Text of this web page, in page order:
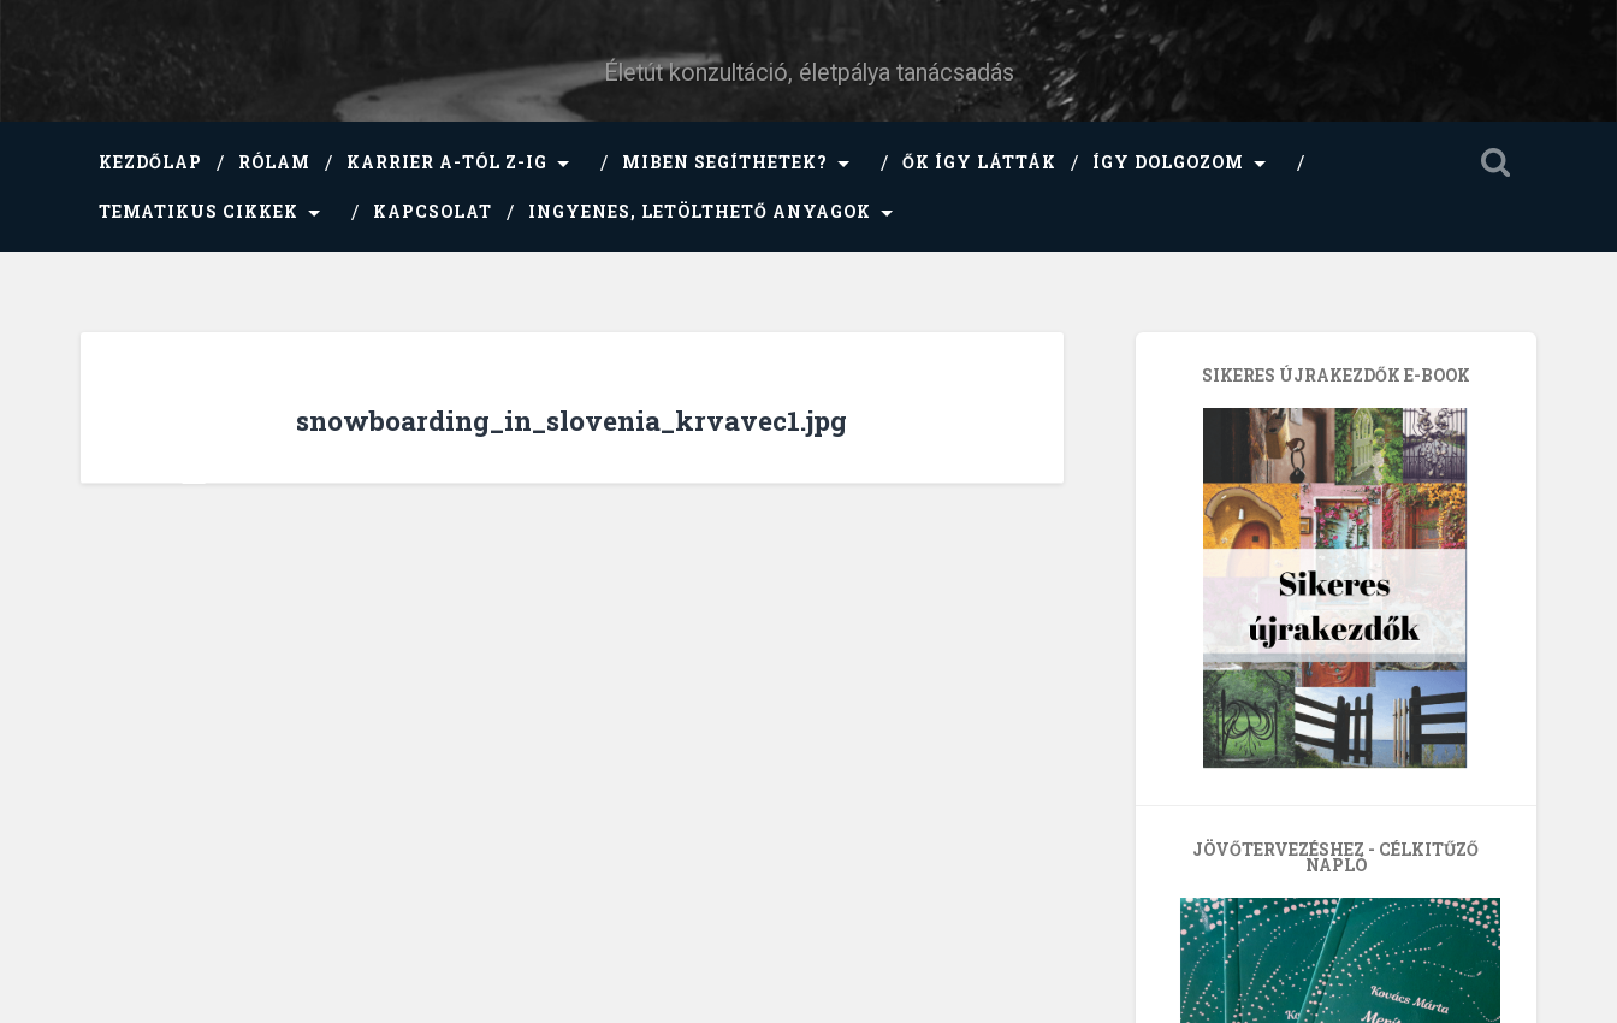
Életút konzultáció, életpálya tanácsadás
KEZDŐLAP RÓLAM KARRIER A-TÓL Z-IG MIBEN SEGÍTHETEK? ŐK ÍGY LÁTTÁK ÍGY DOLGOZOM
TEMATIKUS CIKKEK KAPCSOLAT INGYENES, LETÖLTHETŐ ANYAGOK
snowboarding_in_slovenia_krvavec1.jpg
SIKERES ÚJRAKEZDŐK E-BOOK
JÖVŐTERVEZÉSHEZ - CÉLKITŰZŐ
NAPLÓ